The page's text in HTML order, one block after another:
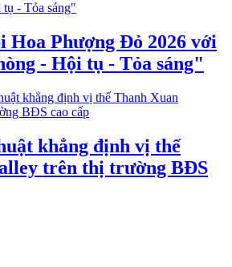
Hoa Phượng Đỏ 2026 với
- Hội tụ - Tỏa sáng"
khẳng định vị thế
trên thị trường BĐS